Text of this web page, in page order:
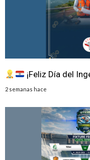
¡Feliz Día del
2 semanas hace